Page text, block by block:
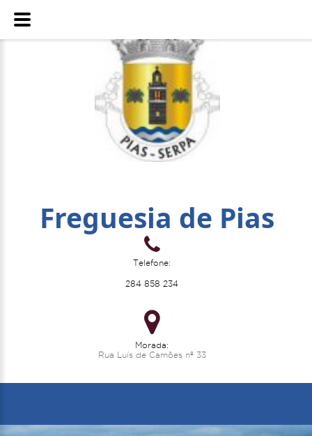
Freguesia de Pias
Telefone:
284 858 234
Morada:
Rua Luís de Camões nº 33